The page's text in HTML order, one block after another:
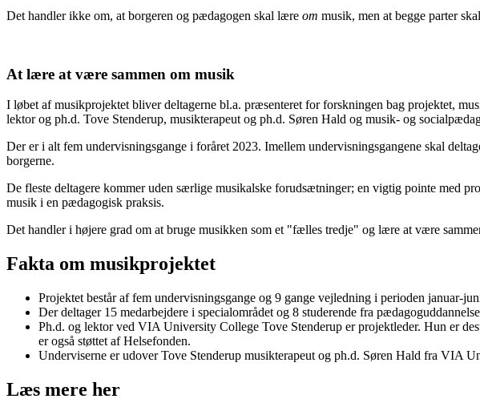
Det handler ikke om, at borgeren og pædagogen skal lære om musik, men at begge parter
At lære at være sammen om musik
I løbet af musikprojektet bliver deltagerne bl.a. præsenteret for forskningen bag projektet,
lektor og ph.d. Tove Stenderup, musikterapeut og ph.d. Søren Hald og musik- og
Der er i alt fem undervisningsgange i foråret 2023. Imellem undervisningsgangene skal
borgerne.
De fleste deltagere kommer uden særlige musikalske forudsætninger; en vigtig pointe med
musik i en pædagogisk praksis.
Det handler i højere grad om at bruge musikken som et "fælles tredje" og lære at være
Fakta om musikprojektet
Projektet består af fem undervisningsgange og 9 gange vejledning i perioden januar-
Der deltager 15 medarbejdere i specialområdet og 8 studerende fra
Ph.d. og lektor ved VIA University College Tove Stenderup er projektleder. Hun er
er også støttet af Helsefonden.
Underviserne er udover Tove Stenderup musikterapeut og ph.d. Søren Hald fra VIA
Læs mere her